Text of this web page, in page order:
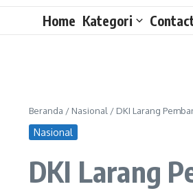
Home Kategori
Beranda / Nasional / DKI Larang
Nasional
DKI Larang